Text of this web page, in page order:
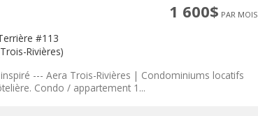
1 600$ PAR MOIS
#113
Rivières)
--- Aera Trois-Rivières | Condominiums locatifs
Condo / appartement 1...